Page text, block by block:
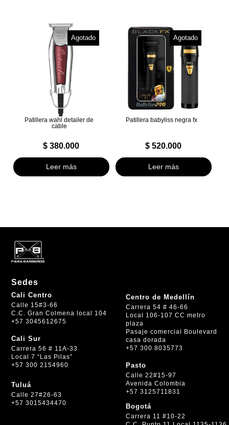
Agotado
Patillera wahl detailer de
cable
$ 380.000
Leer más
Agotado
Patillera babyliss negra fx
$ 520.000
Leer más
Sedes
Cali Centro
Calle 15#3-66
C.C. Gran Colmena local 104
+57 3045612675
Cali Sur
Carrera 56 # 11A-33
Local 7 “Las Pilas”
+57 300 2154960
Tuluá
Calle 27#26-63
+57 3015434470
Centro de Medellín
Carrera 54 # 46-66
Local 106-107 CC metro
plaza
Pasaje comercial Boulevard
casa dorada
+57 300 8035773
Pasto
Calle 22#15-97
Avenida Colombia
+57 3125711831
Bogotá
Carrera 11 #10-22